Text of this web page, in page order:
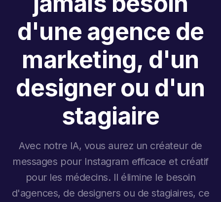
d'une agence de
marketing, d'un
designer ou d'un
stagiaire
Avec notre IA, vous aurez un créateur de
messages pour Instagram efficace et créatif
pour les médecins. Il élimine le besoin
d'agences, de designers ou de stagiaires, ce